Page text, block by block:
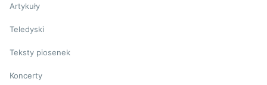
Artykuły
Teledyski
Teksty piosenek
Koncerty